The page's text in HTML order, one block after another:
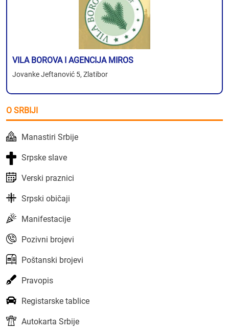
VILA BOROVA I AGENCIJA MIROS
Jovanke Jeftanović 5, Zlatibor
O SRBIJI
Manastiri Srbije
Srpske slave
Verski praznici
Srpski običaji
Manifestacije
Pozivni brojevi
Poštanski brojevi
Pravopis
Registarske tablice
Autokarta Srbije